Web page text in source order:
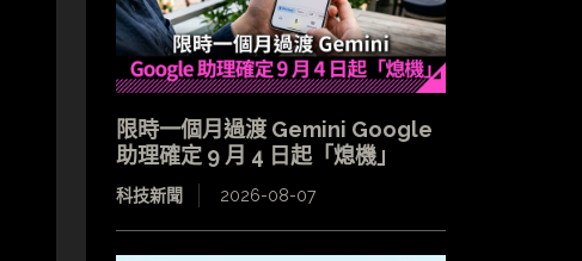
限時一個月過渡 Gemini Google
助理確定 9 月 4 日起「熄機」
科技新聞 2026-08-07